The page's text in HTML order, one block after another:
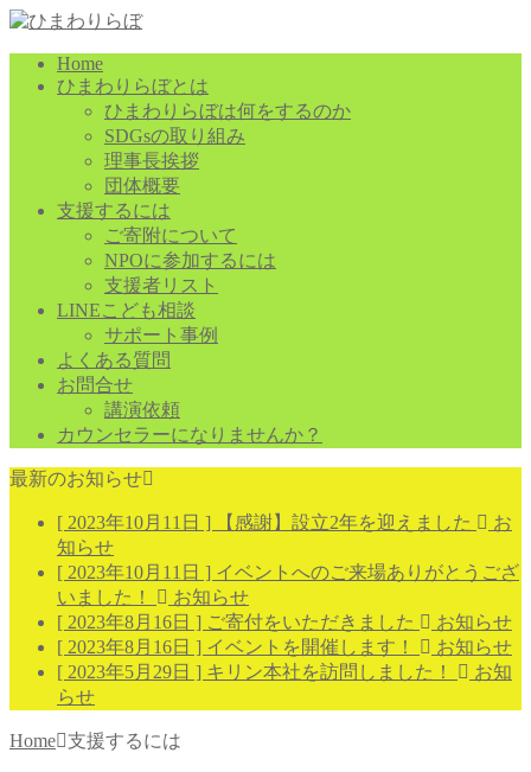
Home
ひまわりらぼとは
ひまわりらぼは何をするのか
SDGsの取り組み
理事長挨拶
団体概要
支援するには
ご寄附について
NPOに参加するには
支援者リスト
LINEこども相談
サポート事例
よくある質問
お問合せ
講演依頼
カウンセラーになりませんか？
最新のお知らせ
[ 2023年10月11日 ] 【感謝】設立2年を迎えました
お
知らせ
[ 2023年10月11日 ] イベントへのご来場ありがとうござ
いました！
お知らせ
[ 2023年8月16日 ] ご寄付をいただきました
お知らせ
[ 2023年8月16日 ] イベントを開催します！
お知らせ
[ 2023年5月29日 ] キリン本社を訪問しました！
お知
らせ
Home 支援するには